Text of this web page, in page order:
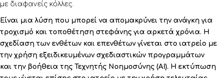
με διαφανείς κόλλες.
Είναι μια λύση που μπορεί να απομακρύνει την ανάγκη για
τροχισμό και τοποθέτηση στεφάνης για αρκετά χρόνια. Η
σχεδίαση των ενθέτων και επενθέτων γίνεται στο ιατρείο με
την χρήση εξειδικευμένων σχεδιαστικών προγραμμάτων
και την βοήθεια της Τεχνητής Νοημοσύνης (ΑΙ). Η εκτύπωση